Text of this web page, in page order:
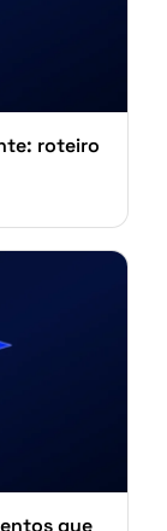
roteiro
que